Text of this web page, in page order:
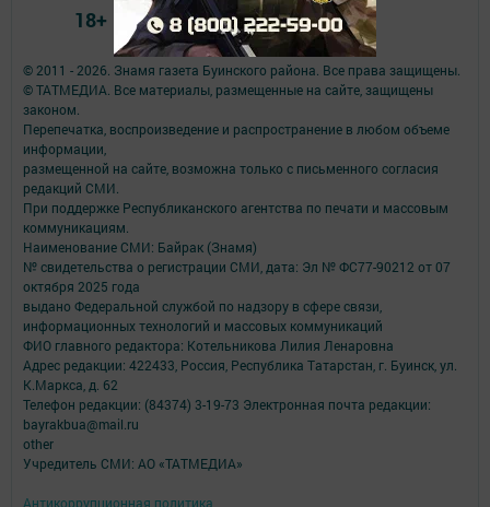
© 2011 - 2026. Знамя газета Буинского района. Все права защищены.
© ТАТМЕДИА. Все материалы, размещенные на сайте, защищены
законом.
Перепечатка, воспроизведение и распространение в любом объеме
информации,
размещенной на сайте, возможна только с письменного согласия
редакций СМИ.
При поддержке Республиканского агентства по печати и массовым
коммуникациям.
Наименование СМИ: Байрак (Знамя)
№ свидетельства о регистрации СМИ, дата: Эл № ФС77-90212 от 07
октября 2025 года
выдано Федеральной службой по надзору в сфере связи,
информационных технологий и массовых коммуникаций
ФИО главного редактора: Котельникова Лилия Ленаровна
Адрес редакции: 422433, Россия, Республика Татарстан, г. Буинск, ул.
К.Маркса, д. 62
Телефон редакции: (84374) 3-19-73 Электронная почта редакции:
bayrakbua@mail.ru
other
Учредитель СМИ: АО «ТАТМЕДИА»
Антикоррупционная политика
18+